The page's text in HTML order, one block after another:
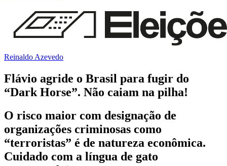
Reinaldo Azevedo
Flávio agride o Brasil para fugir do
“Dark Horse”. Não caiam na pilha!
O risco maior com designação de
organizações criminosas como
“terroristas” é de natureza econômica.
Cuidado com a língua de gato